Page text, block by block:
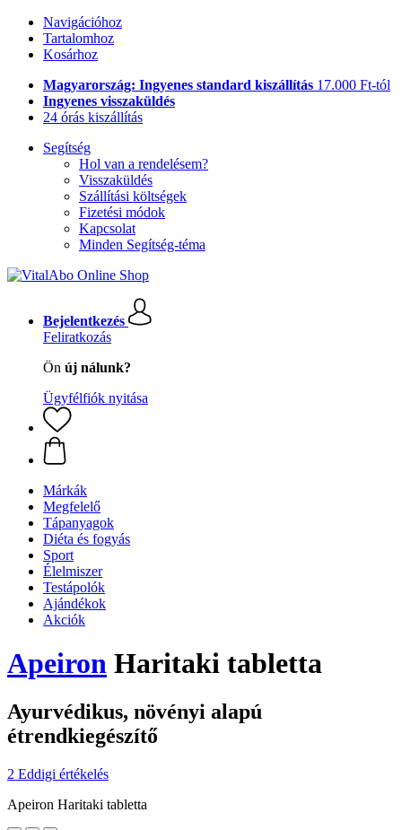
Navigációhoz
Tartalomhoz
Kosárhoz
Magyarország: Ingyenes standard kiszállítás 17.000 Ft-tól
Ingyenes visszaküldés
24 órás kiszállítás
Segítség
Hol van a rendelésem?
Visszaküldés
Szállítási költségek
Fizetési módok
Kapcsolat
Minden Segítség-téma
Bejelentkezés
Feliratkozás
Ön új nálunk?
Ügyfélfiók nyitása
Márkák
Megfelelő
Tápanyagok
Diéta és fogyás
Sport
Élelmiszer
Testápolók
Ajándékok
Akciók
Apeiron Haritaki tabletta
Ayurvédikus, növényi alapú
étrendkiegészítő
2 Eddigi értékelés
Apeiron Haritaki tabletta